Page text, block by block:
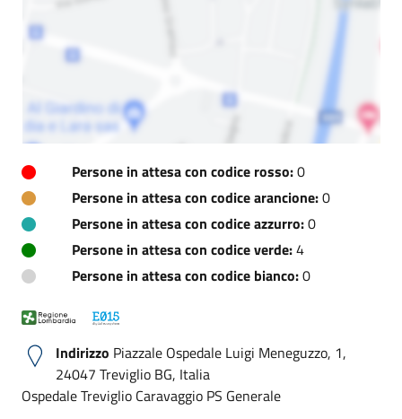
Persone in attesa con codice rosso:0
Persone in attesa con codice arancione:0
Persone in attesa con codice azzurro:0
Persone in attesa con codice verde:4
Persone in attesa con codice bianco:0
Indirizzo Piazzale Ospedale Luigi Meneguzzo, 1,
24047 Treviglio BG, Italia
Ospedale Treviglio Caravaggio PS Generale